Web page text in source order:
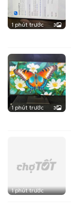
1 phút trước 3
1 phút trước 3
1 phút trước